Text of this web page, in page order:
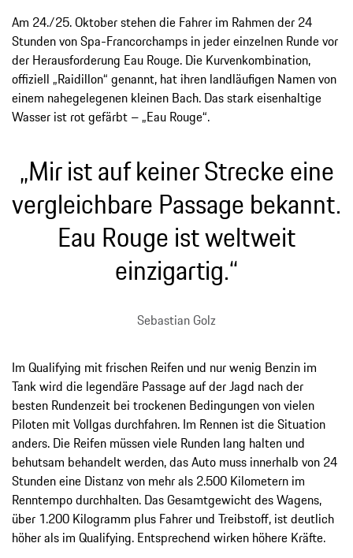
Am 24./25. Oktober stehen die Fahrer im Rahmen der 24
Stunden von Spa-Francorchamps in jeder einzelnen Runde vor
der Herausforderung Eau Rouge. Die Kurvenkombination,
offiziell „Raidillon“ genannt, hat ihren landläufigen Namen von
einem nahegelegenen kleinen Bach. Das stark eisenhaltige
Wasser ist rot gefärbt – „Eau Rouge“.
„Mir ist auf keiner Strecke eine
vergleichbare Passage bekannt.
Eau Rouge ist weltweit
einzigartig.“
Sebastian Golz
Im Qualifying mit frischen Reifen und nur wenig Benzin im
Tank wird die legendäre Passage auf der Jagd nach der
besten Rundenzeit bei trockenen Bedingungen von vielen
Piloten mit Vollgas durchfahren. Im Rennen ist die Situation
anders. Die Reifen müssen viele Runden lang halten und
behutsam behandelt werden, das Auto muss innerhalb von 24
Stunden eine Distanz von mehr als 2.500 Kilometern im
Renntempo durchhalten. Das Gesamtgewicht des Wagens,
über 1.200 Kilogramm plus Fahrer und Treibstoff, ist deutlich
höher als im Qualifying. Entsprechend wirken höhere Kräfte.